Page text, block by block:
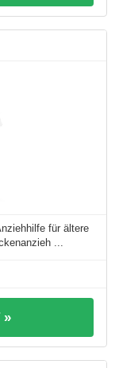
für ältere
...
»